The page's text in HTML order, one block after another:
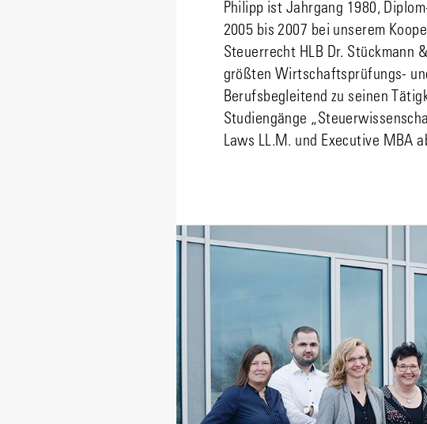
Philipp ist Jahrgang 1980,
2005 bis 2007 bei unserem
Steuerrecht HLB Dr. Stückmann
größten Wirtschaftsprüfungs-
Berufsbegleitend zu seinen
Studiengänge
Laws LL.M. und Executive MBA